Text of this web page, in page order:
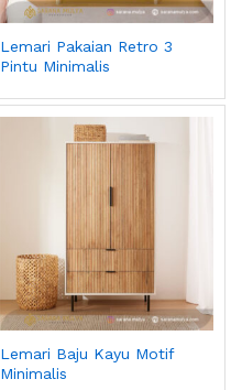
Lemari Pakaian Retro 3
Pintu Minimalis
Lemari Baju Kayu Motif
Minimalis